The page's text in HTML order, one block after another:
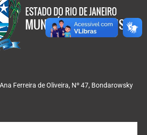
Ferreira de Oliveira, Nº 47, Bondarowsky